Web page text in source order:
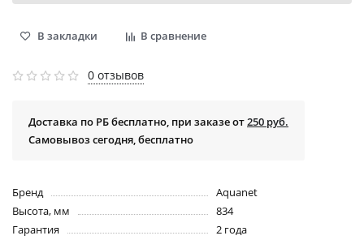
В закладки В сравнение
0 отзывов
Доставка по РБ бесплатно, при заказе от250 руб.
Самовывоз сегодня, бесплатно
Бренд
Aquanet
Высота, мм
834
Гарантия
2 года